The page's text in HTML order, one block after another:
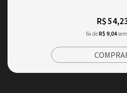
R$
6x deR$ 9,04